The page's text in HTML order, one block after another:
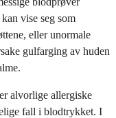
vise seg som
eller unormale
gulfarging av huden
alvorlige allergiske
fall i blodtrykket. I